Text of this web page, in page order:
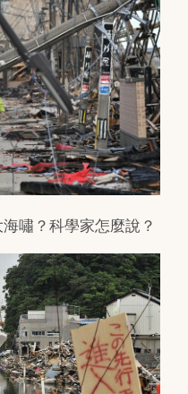
嘯？科學家怎麼說？